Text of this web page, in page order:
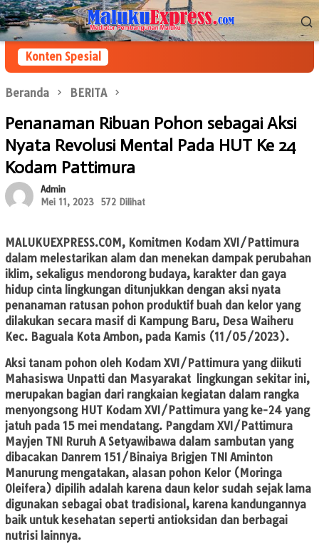
Loncat
ke
konten
Menu
Mobile
Konten Spesial
Beranda BERITA
Penanaman Ribuan Pohon sebagai Aksi
Nyata Revolusi Mental Pada HUT Ke 24
Kodam Pattimura
Admin
Mei 11, 2023
572 Dilihat
MALUKUEXPRESS.COM, Komitmen Kodam XVI/Pattimura
dalam melestarikan alam dan menekan dampak perubahan
iklim, sekaligus mendorong budaya, karakter dan gaya
hidup cinta lingkungan ditunjukkan dengan aksi nyata
penanaman ratusan pohon produktif buah dan kelor yang
dilakukan secara masif di Kampung Baru, Desa Waiheru
Kec. Baguala Kota Ambon, pada Kamis (11/05/2023).
Aksi tanam pohon oleh Kodam XVI/Pattimura yang diikuti
Mahasiswa Unpatti dan Masyarakat lingkungan sekitar ini,
merupakan bagian dari rangkaian kegiatan dalam rangka
menyongsong HUT Kodam XVI/Pattimura yang ke-24 yang
jatuh pada 15 mei mendatang. Pangdam XVI/Pattimura
Mayjen TNI Ruruh A Setyawibawa dalam sambutan yang
dibacakan Danrem 151/Binaiya Brigjen TNI Aminton
Manurung mengatakan, alasan pohon Kelor (Moringa
Oleifera) dipilih adalah karena daun kelor sudah sejak lama
digunakan sebagai obat tradisional, karena kandungannya
baik untuk kesehatan seperti antioksidan dan berbagai
nutrisi lainnya.